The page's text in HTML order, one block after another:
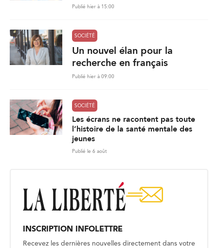
Publié hier à 15:00
SOCIÉTÉ
Un nouvel élan pour la
recherche en français
Publié hier à 09:00
SOCIÉTÉ
Les écrans ne racontent pas toute
l’histoire de la santé mentale des
jeunes
Publié le 6 août
INSCRIPTION INFOLETTRE
Recevez les dernières nouvelles directement dans votre